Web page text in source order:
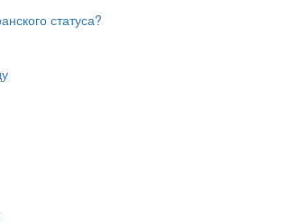
статуса?